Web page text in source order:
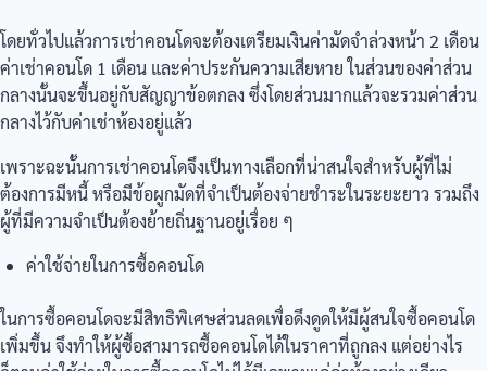
โดยทั่วไปแล้วการเช่าคอนโดจะต้องเตรียมเงินค่ามัดจำล่วงหน้า 2 เดือน
ค่าเช่าคอนโด 1 เดือน และค่าประกันความเสียหาย ในส่วนของค่าส่วน
กลางนั้นจะขึ้นอยู่กับสัญญาข้อตกลง ซึ่งโดยส่วนมากแล้วจะรวมค่าส่วน
กลางไว้กับค่าเช่าห้องอยู่แล้ว
เพราะฉะนั้นการเช่าคอนโดจึงเป็นทางเลือกที่น่าสนใจสำหรับผู้ที่ไม่
ต้องการมีหนี้ หรือมีข้อผูกมัดที่จำเป็นต้องจ่ายชำระในระยะยาว รวมถึง
ผู้ที่มีความจำเป็นต้องย้ายถิ่นฐานอยู่เรื่อย ๆ
ค่าใช้จ่ายในการซื้อคอนโด
ในการซื้อคอนโดจะมีสิทธิพิเศษส่วนลดเพื่อดึงดูดให้มีผู้สนใจซื้อคอนโด
เพิ่มขึ้น จึงทำให้ผู้ซื้อสามารถซื้อคอนโดได้ในราคาที่ถูกลง แต่อย่างไร